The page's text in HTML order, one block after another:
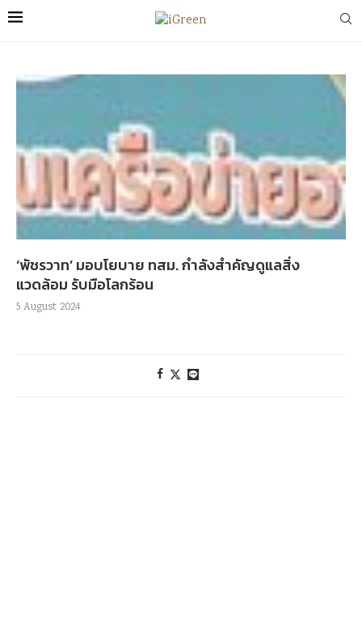
‘พัชรวาท’ มอบโยบาย ทสม. กำลังสำคัญดูแลสิ่ง
แวดล้อม รับมือโลกร้อน
5 August 2024